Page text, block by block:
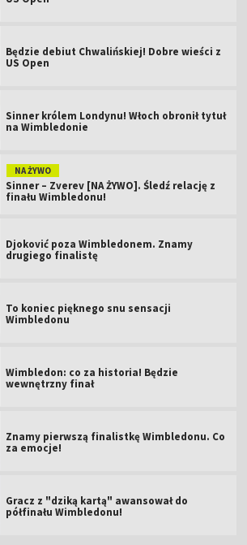
Będzie debiut Chwalińskiej! Dobre wieści z
US Open
Sinner królem Londynu! Włoch obronił tytuł
na Wimbledonie
NA ŻYWO
Sinner – Zverev [NA ŻYWO]. Śledź relację z
finału Wimbledonu!
Djoković poza Wimbledonem. Znamy
drugiego finalistę
To koniec pięknego snu sensacji
Wimbledonu
Wimbledon: co za historia! Będzie
wewnętrzny finał
Znamy pierwszą finalistkę Wimbledonu. Co
za emocje!
Gracz z "dziką kartą" awansował do
półfinału Wimbledonu!